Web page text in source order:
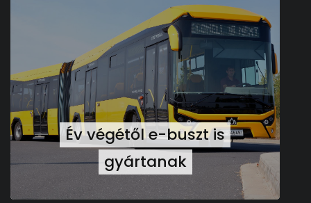
Év végétől e-buszt is
gyártanak